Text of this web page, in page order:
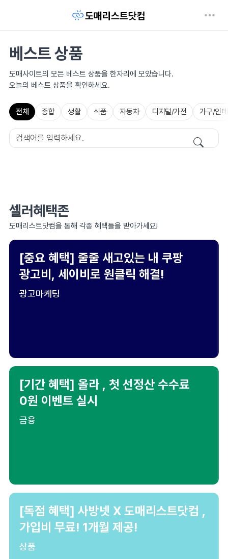
베스트 상품
도매사이트의 모든 베스트 상품을 한자리에 모았습니다.
오늘의 베스트 상품을 확인하세요.
전체 종합 생활 식품 자동차 디지털/가전 가구/인
셀러혜택존
도매리스트닷컴을 통해 각종 혜택들을 받아가세요!
[중요 혜택] 줄줄 새고있는 내 쿠팡
광고비, 세이비로 원클릭 해결!
광고마케팅
[기간 혜택] 올라 , 첫 선정산 수수료
0원 이벤트 실시
금융
[독점 혜택] 사방넷 X 도매리스트닷컴 ,
가입비 무료! 1개월 제공!
상품